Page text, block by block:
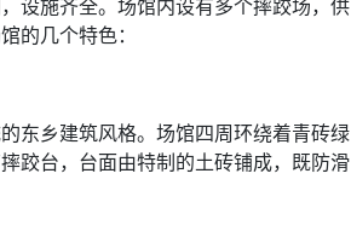
设施齐全。场馆内设有多个摔跤场，供
的几个特色：
东乡建筑风格。场馆四周环绕着青砖绿
跤台，台面由特制的土砖铺成，既防滑